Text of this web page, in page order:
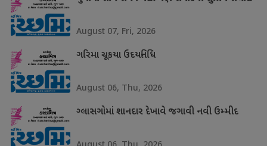
August 07, Fri, 2026
ગરિમા ચૂકયા ઉદયનિધિ
August 06, Thu, 2026
ગ્લાસગોમાં શાનદાર દેખાવે જગાવી નવી ઉમ્મીદ